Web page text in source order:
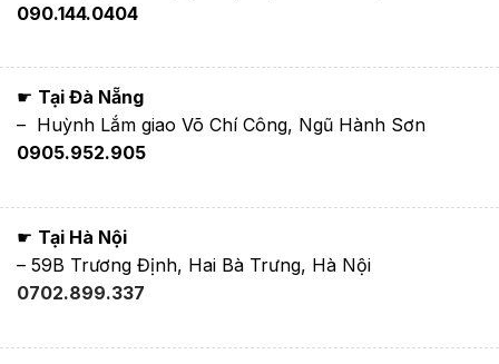
090.144.0404
☛ Tại Đà Nẵng
– Huỳnh Lắm giao Võ Chí Công, Ngũ Hành Sơn
0905.952.905
☛ Tại Hà Nội
– 59B Trương Định, Hai Bà Trưng, Hà Nội
0702.899.337